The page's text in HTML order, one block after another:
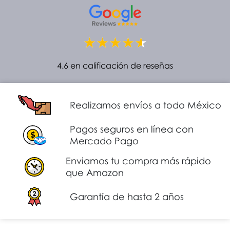
4.6 en calificación de reseñas
Realizamos envíos a todo México
Pagos seguros en línea con
Mercado Pago
Enviamos tu compra más rápido
que Amazon
Garantía de hasta 2 años